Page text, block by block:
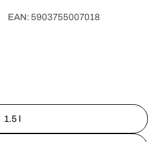
EAN: 5903755007018
1.5 l